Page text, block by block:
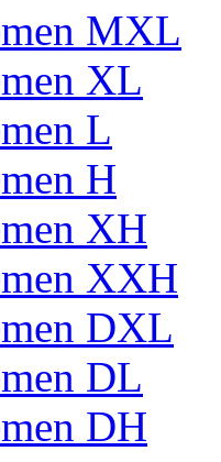
MXL
XL
L
H
XH
XXH
DXL
DL
DH